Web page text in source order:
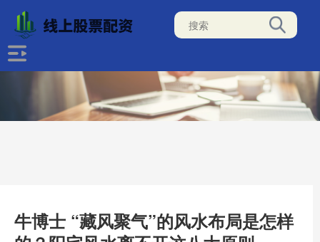
牛博士 “藏风聚气”的风水布局是怎样